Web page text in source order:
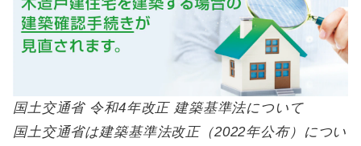
国土交通省 令和4年改正 建築基準法について
国土交通省は建築基準法改正（2022年公布）につい